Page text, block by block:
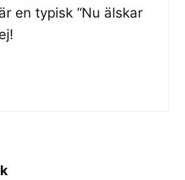
en typisk “Nu älskar